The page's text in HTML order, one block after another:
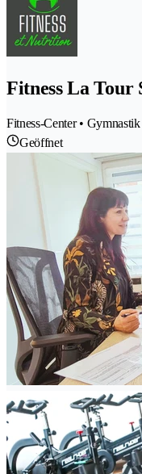
Fitness La Tour
Fitness-Center •
Geöffnet